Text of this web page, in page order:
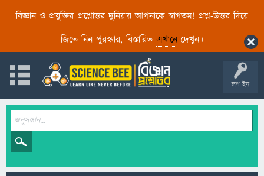
বিজ্ঞান ও প্রযুক্তির প্রশ্নোত্তর দুনিয়ায় আপনাকে স্বাগতম! প্রশ্ন-উত্তর দিয়ে
জিতে নিন পুরস্কার, বিস্তারিত এখানেদেখুন।
লগ ইন